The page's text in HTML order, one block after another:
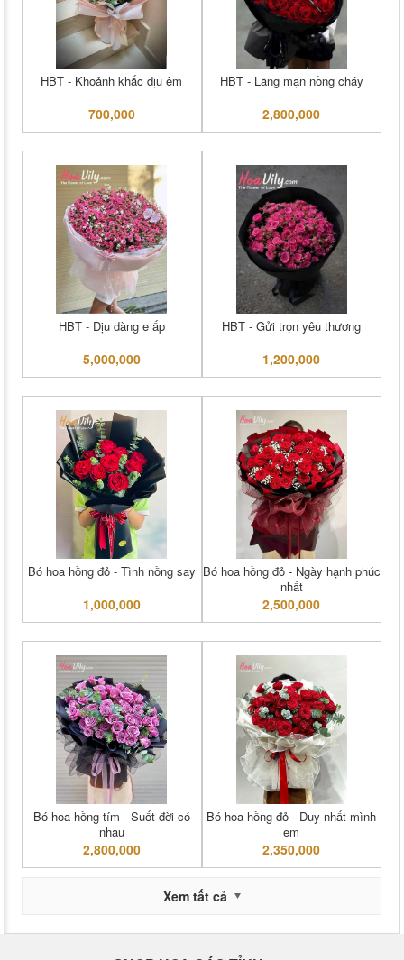
HBT - Khoảnh khắc dịu êm
700,000
HBT - Lãng mạn nồng cháy
2,800,000
HBT - Dịu dàng e ấp
5,000,000
HBT - Gửi trọn yêu thương
1,200,000
Bó hoa hồng đỏ - Tình nồng say
1,000,000
Bó hoa hồng đỏ - Ngày hạnh phúc
nhất
2,500,000
Bó hoa hồng tím - Suốt đời có
nhau
2,800,000
Bó hoa hồng đỏ - Duy nhất mình
em
2,350,000
Xem tất cả